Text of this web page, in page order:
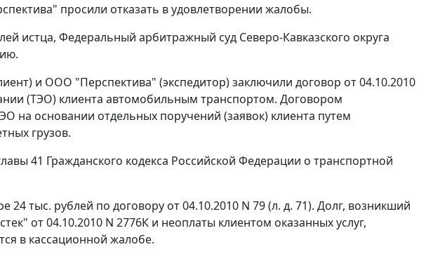
просили отказать в удовлетворении жалобы.
истца, Федеральный арбитражный суд Северо-Кавказского округа
и ООО "Перспектива" (экспедитор) заключили договор от 04.10.2010
(ТЭО) клиента автомобильным транспортом. Договором
на основании отдельных поручений (заявок) клиента путем
грузов.
41 Гражданского кодекса Российской Федерации о транспортной
24 тыс. рублей по договору от 04.10.2010 N 79 (л. д. 71). Долг, возникший
от 04.10.2010 N 2776К и неоплаты клиентом оказанных услуг,
в кассационной жалобе.